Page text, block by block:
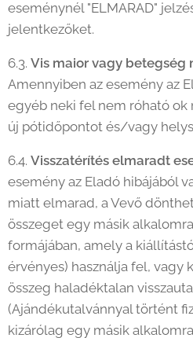
eseménynél "ELMARAD"
jelentkezőket.
6.3. Vis maior vagy betegség
Amennyiben az esemény az
egyéb neki fel nem róható ok
új pótidőpontot és/vagy
6.4. Visszatérítés elmaradt
esemény az Eladó hibájából
miatt elmarad, a Vevő
összeget egy másik
formájában, amely a
érvényes) használja fel, vagy
összeg haladéktalan
(Ajándékutalvánnyal történt
kizárólag egy másik